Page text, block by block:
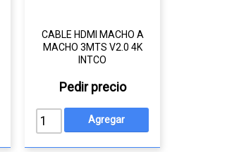
CABLE HDMI MACHO A
MACHO 3MTS V2.0 4K
INTCO
Pedir precio